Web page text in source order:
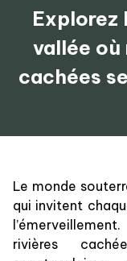
Explorez
vallée où
cachées
Le monde
qui invitent
rivières